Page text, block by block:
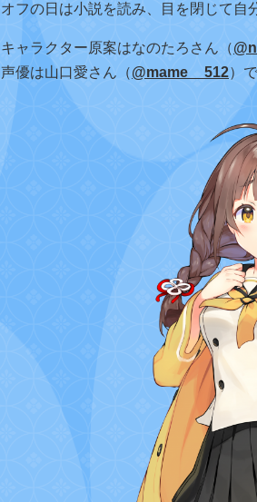
オフの日は小説を読み、目を閉じて自
キャラクター原案はなのたろさん（@
声優は山口愛さん（@mame__512）